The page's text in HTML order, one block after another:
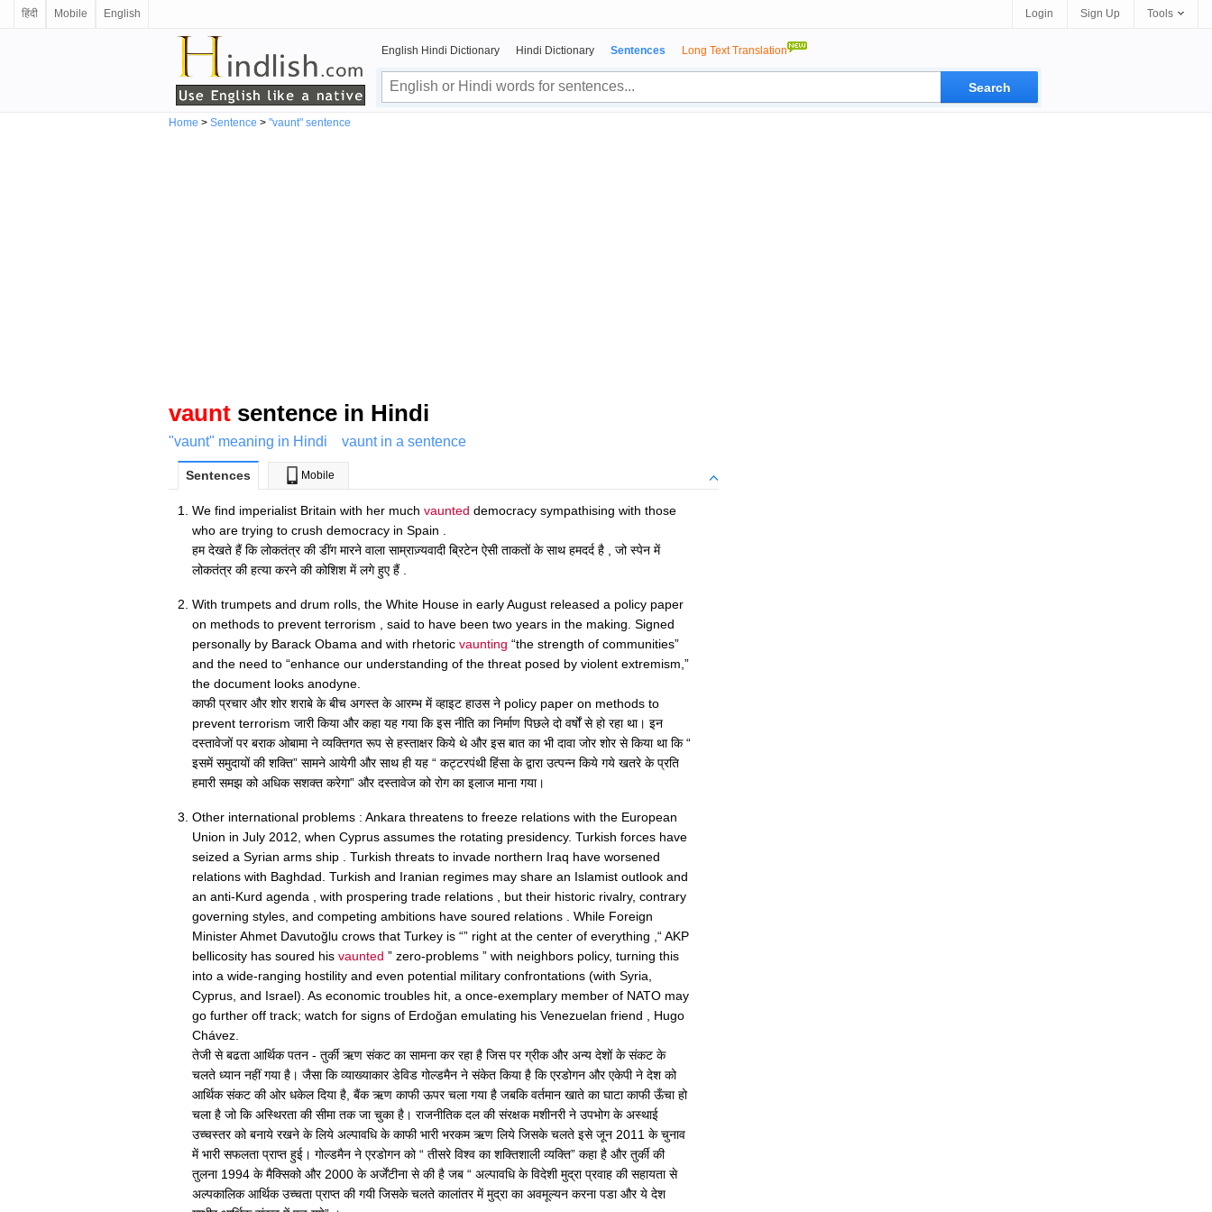
हिंदी Mobile English Login Sign Up Tools
English Hindi Dictionary Hindi Dictionary Sentences Long Text Translation
Home > Sentence > "vaunt" sentence
vaunt sentence in Hindi
"vaunt" meaning in Hindi vaunt in a sentence
Sentences Mobile
We find imperialist Britain with her much vaunted democracy sympathising with those
who are trying to crush democracy in Spain .
हम देखते हैं कि लोकतंत्र की डींग मारने वाला साम्राज़्यवादी ब्रिटेन ऐसी ताकतों के साथ हमदर्द है , जो स्पेन में
लोकतंत्र की हत्या करने की कोशिश में लगे हुए हैं .
With trumpets and drum rolls, the White House in early August released a policy paper
on methods to prevent terrorism , said to have been two years in the making. Signed
personally by Barack Obama and with rhetoric vaunting “the strength of communities”
and the need to “enhance our understanding of the threat posed by violent extremism,”
the document looks anodyne.
काफी प्रचार और शोर शराबे के बीच अगस्त के आरम्भ में व्हाइट हाउस ने policy paper on methods to
prevent terrorism जारी किया और कहा यह गया कि इस नीति का निर्माण पिछले दो वर्षों से हो रहा था। इन
दस्तावेजों पर बराक ओबामा ने व्यक्तिगत रूप से हस्ताक्षर किये थे और इस बात का भी दावा जोर शोर से किया था कि “
इसमें समुदायों की शक्ति” सामने आयेगी और साथ ही यह “ कट्टरपंथी हिंसा के द्वारा उत्पन्न किये गये खतरे के प्रति
हमारी समझ को अधिक सशक्त करेगा” और दस्तावेज को रोग का इलाज माना गया।
Other international problems : Ankara threatens to freeze relations with the European
Union in July 2012, when Cyprus assumes the rotating presidency. Turkish forces have
seized a Syrian arms ship . Turkish threats to invade northern Iraq have worsened
relations with Baghdad. Turkish and Iranian regimes may share an Islamist outlook and
an anti-Kurd agenda , with prospering trade relations , but their historic rivalry, contrary
governing styles, and competing ambitions have soured relations . While Foreign
Minister Ahmet Davutoğlu crows that Turkey is “” right at the center of everything ,“ AKP
bellicosity has soured his vaunted ” zero-problems ” with neighbors policy, turning this
into a wide-ranging hostility and even potential military confrontations (with Syria,
Cyprus, and Israel). As economic troubles hit, a once-exemplary member of NATO may
go further off track; watch for signs of Erdoğan emulating his Venezuelan friend , Hugo
Chávez.
तेजी से बढता आर्थिक पतन - तुर्की ऋण संकट का सामना कर रहा है जिस पर ग्रीक और अन्य देशों के संकट के
चलते ध्यान नहीं गया है। जैसा कि व्याख्याकार डेविड गोल्डमैन ने संकेत किया है कि एरडोगन और एकेपी ने देश को
आर्थिक संकट की ओर धकेल दिया है, बैंक ऋण काफी ऊपर चला गया है जबकि वर्तमान खाते का घाटा काफी ऊँचा हो
चला है जो कि अस्थिरता की सीमा तक जा चुका है। राजनीतिक दल की संरक्षक मशीनरी ने उपभोग के अस्थाई
उच्चस्तर को बनाये रखने के लिये अल्पावधि के काफी भारी भरकम ऋण लिये जिसके चलते इसे जून 2011 के चुनाव
में भारी सफलता प्राप्त हुई। गोल्डमैन ने एरडोगन को “ तीसरे विश्व का शक्तिशाली व्यक्ति” कहा है और तुर्की की
तुलना 1994 के मैक्सिको और 2000 के अर्जेंटीना से की है जब “ अल्पावधि के विदेशी मुद्रा प्रवाह की सहायता से
अल्पकालिक आर्थिक उच्चता प्राप्त की गयी जिसके चलते कालांतर में मुद्रा का अवमूल्यन करना पडा और ये देश